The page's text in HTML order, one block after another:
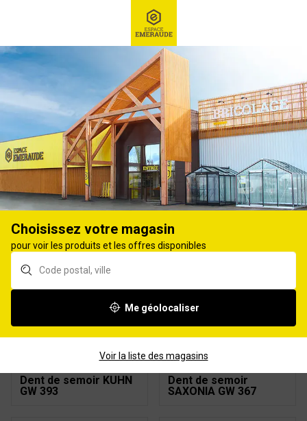
Ex : Robot tondeuse, ...
Pièces d'usure agricole
PIÈCES D'USURE SEMIS, FERTILISATION
produits Affiner
Dent de semoir
AMAZONE GW 166
Dent de semoir
AMAZONE GW 42
Dent de semoir KUHN
Dent de semoir KUHN
GW 393
Dent de semoir
SAXONIA GW 367
Choisissez votre magasin
pour voir les produits et les offres disponibles
Me géolocaliser
Voir la liste des magasins